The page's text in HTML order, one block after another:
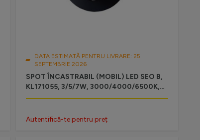
DATA ESTIMATĂ PENTRU LIVRARE: 25
SEPTEMBRIE 2026
SPOT ÎNCASTRABIL (MOBIL) LED SEO B,
KL171055, 3/5/7W, 3000/4000/6500K,
NEGRU
Autentifică-te pentru preț